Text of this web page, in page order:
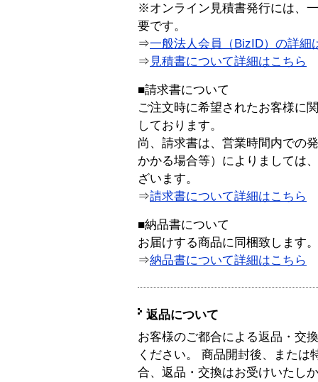
※オンライン見積書発行には、
要です。
⇒一般法人会員（BizID）の詳細
⇒ 見積書について詳細はこちら
■請求書について
ご注文時に希望されたお客様に
しております。
尚、請求書は、営業時間内での
かかる場合等）によりましては
ざいます。
⇒請求書について詳細はこちら
■納品書について
お届けする商品に同梱致します。
⇒納品書について詳細はこちら
返品について
お客様のご都合による返品・交
ください。 商品開封後、または
合、返品・交換はお受けいたし